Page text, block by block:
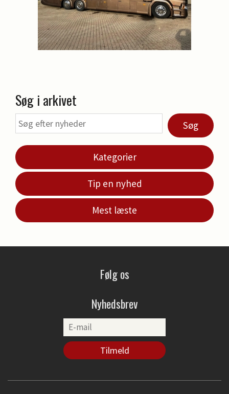
Søg i arkivet
Søg
Kategorier
Tip en nyhed
Mest læste
Følg os
Nyhedsbrev